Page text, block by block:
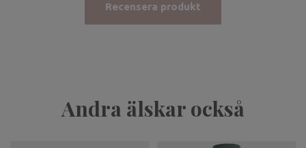
Recensera produkt
Andra älskar också